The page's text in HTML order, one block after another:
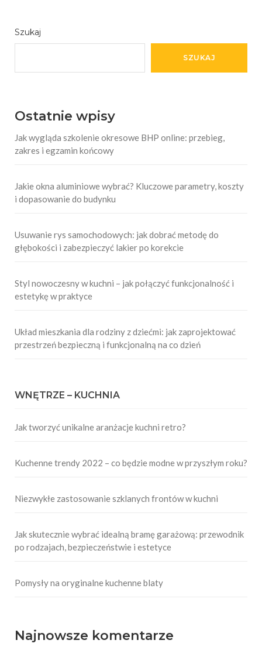
Szukaj
SZUKAJ
Ostatnie wpisy
Jak wygląda szkolenie okresowe BHP online: przebieg,
zakres i egzamin końcowy
Jakie okna aluminiowe wybrać? Kluczowe parametry, koszty
i dopasowanie do budynku
Usuwanie rys samochodowych: jak dobrać metodę do
głębokości i zabezpieczyć lakier po korekcie
Styl nowoczesny w kuchni – jak połączyć funkcjonalność i
estetykę w praktyce
Układ mieszkania dla rodziny z dziećmi: jak zaprojektować
przestrzeń bezpieczną i funkcjonalną na co dzień
WNĘTRZE – KUCHNIA
Jak tworzyć unikalne aranżacje kuchni retro?
Kuchenne trendy 2022 – co będzie modne w przyszłym roku?
Niezwykłe zastosowanie szklanych frontów w kuchni
Jak skutecznie wybrać idealną bramę garażową: przewodnik
po rodzajach, bezpieczeństwie i estetyce
Pomysły na oryginalne kuchenne blaty
Najnowsze komentarze